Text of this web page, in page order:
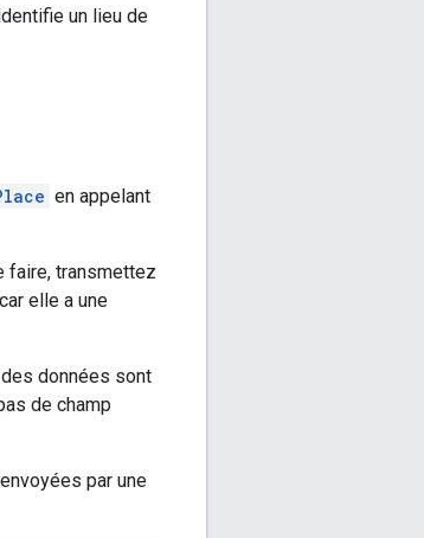
un lieu de
en appelant
faire, transmettez
elle a une
données sont
de champ
par une